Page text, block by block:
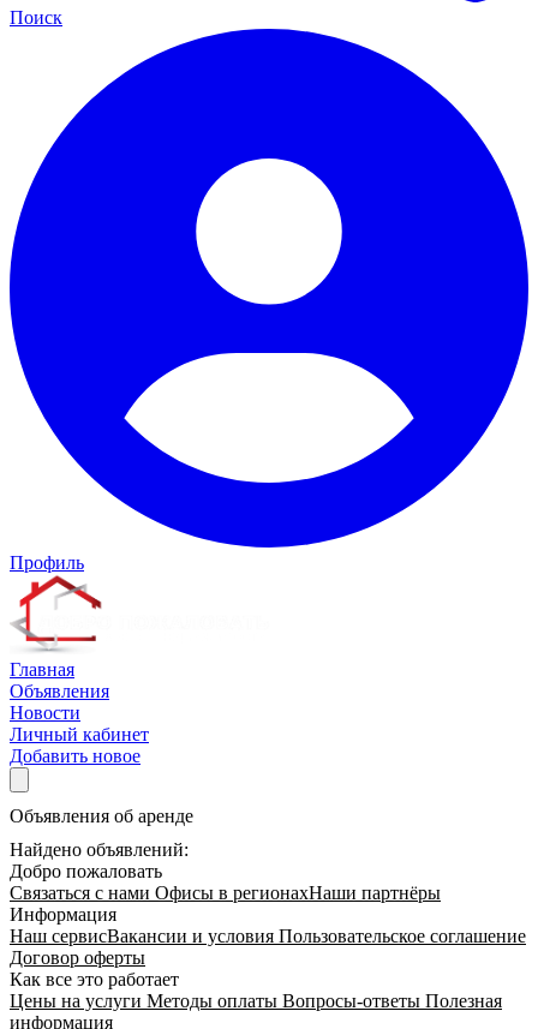
Поиск
Профиль
Главная
Объявления
Новости
Личный кабинет
Добавить новое
Объявления об аренде
Найдено объявлений:
Добро пожаловать
Связаться с нами Офисы в регионахНаши партнёры
Информация
Наш сервисВакансии и условия Пользовательское соглашение
Договор оферты
Как все это работает
Цены на услуги Методы оплаты Вопросы-ответы Полезная
информация